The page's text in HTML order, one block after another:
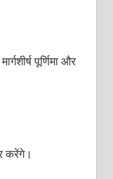
पूर्णिमा और
करेंगे।